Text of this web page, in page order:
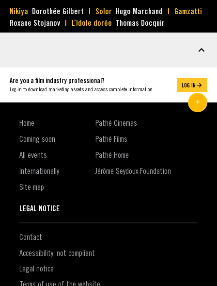
Nikiya Dorothée Gilbert Solor Hugo Marchand
Gamzatti
Roxane Stojanov
L’Idole dorée Thomas Docquir
Are you a film industry professional?
Log in to download marketing assets and access complete information.
LOG IN
Home
Coming soon
All events
Internationally
Site map
Pathé Cinemas
Pathé Films
Pathé Home
Jérôme Seydoux Foundation
LEGAL NOTICE
Contact
Accessibility: not compliant
Legal notice